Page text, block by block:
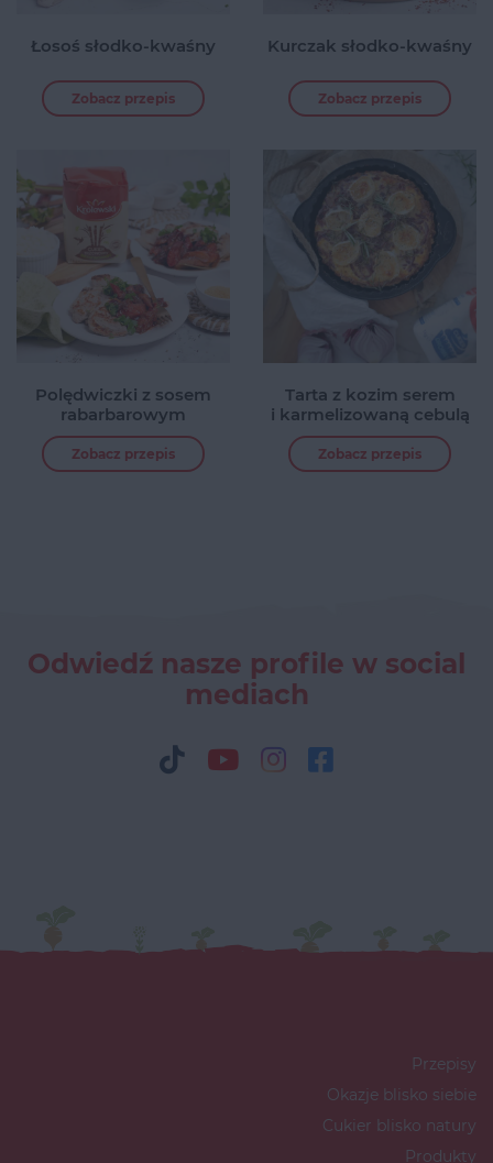
Łosoś słodko-kwaśny
Zobacz przepis
Kurczak słodko-kwaśny
Zobacz przepis
Polędwiczki z sosem
rabarbarowym
Zobacz przepis
Tarta z kozim serem
i karmelizowaną cebulą
Zobacz przepis
Odwiedź nasze profile w social
mediach
Przepisy
Okazje blisko siebie
Cukier blisko natury
Produkty